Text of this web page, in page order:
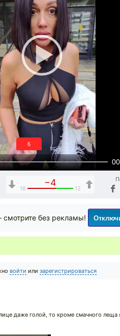
6
−4
16 12
без рекламы!
войти или зарегистрироваться
даже голой, то кроме смачного леща